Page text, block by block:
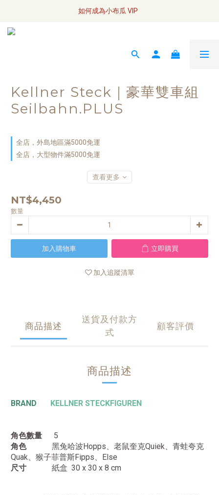
全網訂單將於7/4 開始配送
如何成為小布瓜 VIP
Kellner Steck｜豪華雙車組
Seilbahn.PLUS
全店，外島地區滿5000免運
全店，大型物件滿5000免運
查看更多
NT$4,450
數量
加入購物車 立即購買
加入追蹤清單
商品描述
送貨及付款方
式
顧客評價
商品描述
BRAND KELLNER STECKFIGUREN
角色數量
5
角色黑兔哈波Hopps、老鼠奎克Quiek、青蛙夸克
Quak、猴子菲普斯Fipps、Else
尺寸 紙盒 30 x 30 x 8 cm